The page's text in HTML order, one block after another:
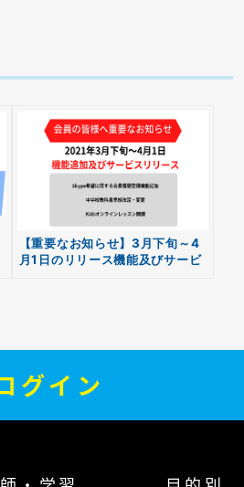
【重要なお知らせ】3月下旬～4
月1日のリリース機能及びサービ
グイン